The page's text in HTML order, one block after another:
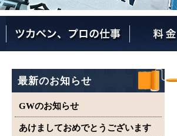
最新のお知らせ
GWのお知らせ
あけましておめでとうございます